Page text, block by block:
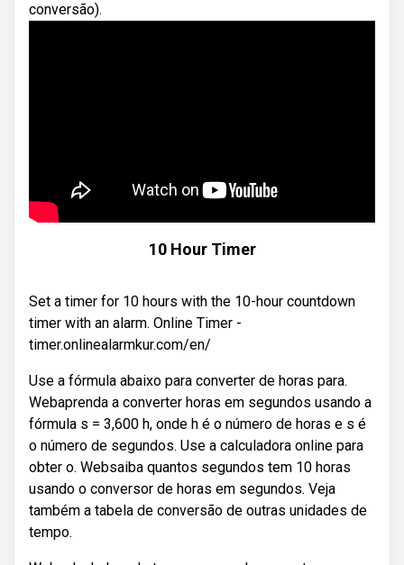
conversão).
10 Hour Timer
Set a timer for 10 hours with the 10-hour countdown
timer with an alarm. Online Timer -
timer.onlinealarmkur.com/en/
Use a fórmula abaixo para converter de horas para.
Webaprenda a converter horas em segundos usando a
fórmula s = 3,600 h, onde h é o número de horas e s é
o número de segundos. Use a calculadora online para
obter o. Websaiba quantos segundos tem 10 horas
usando o conversor de horas em segundos. Veja
também a tabela de conversão de outras unidades de
tempo.